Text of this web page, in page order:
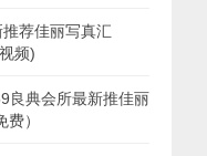
荐佳丽写真汇
频)
良典会所最新推佳丽
）